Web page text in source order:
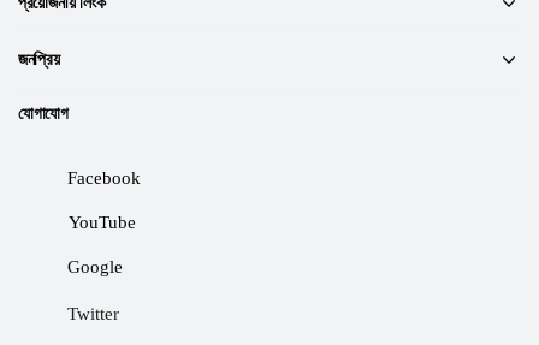
জনপ্রিয়
যোগাযোগ
Facebook
YouTube
Google
Twitter